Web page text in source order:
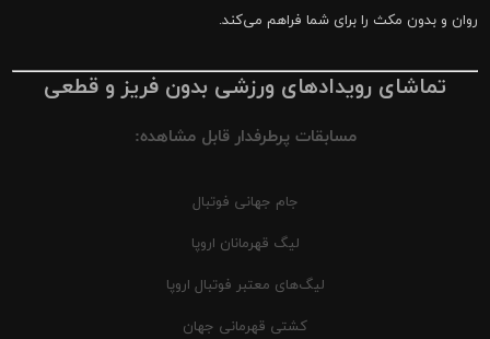
روان و بدون مکث را برای شما فراهم می‌کند.
تماشای رویدادهای ورزشی بدون فریز و قطعی
مسابقات پرطرفدار قابل مشاهده:
جام جهانی فوتبال
لیگ قهرمانان اروپا
لیگ‌های معتبر فوتبال اروپا
کشتی قهرمانی جهان